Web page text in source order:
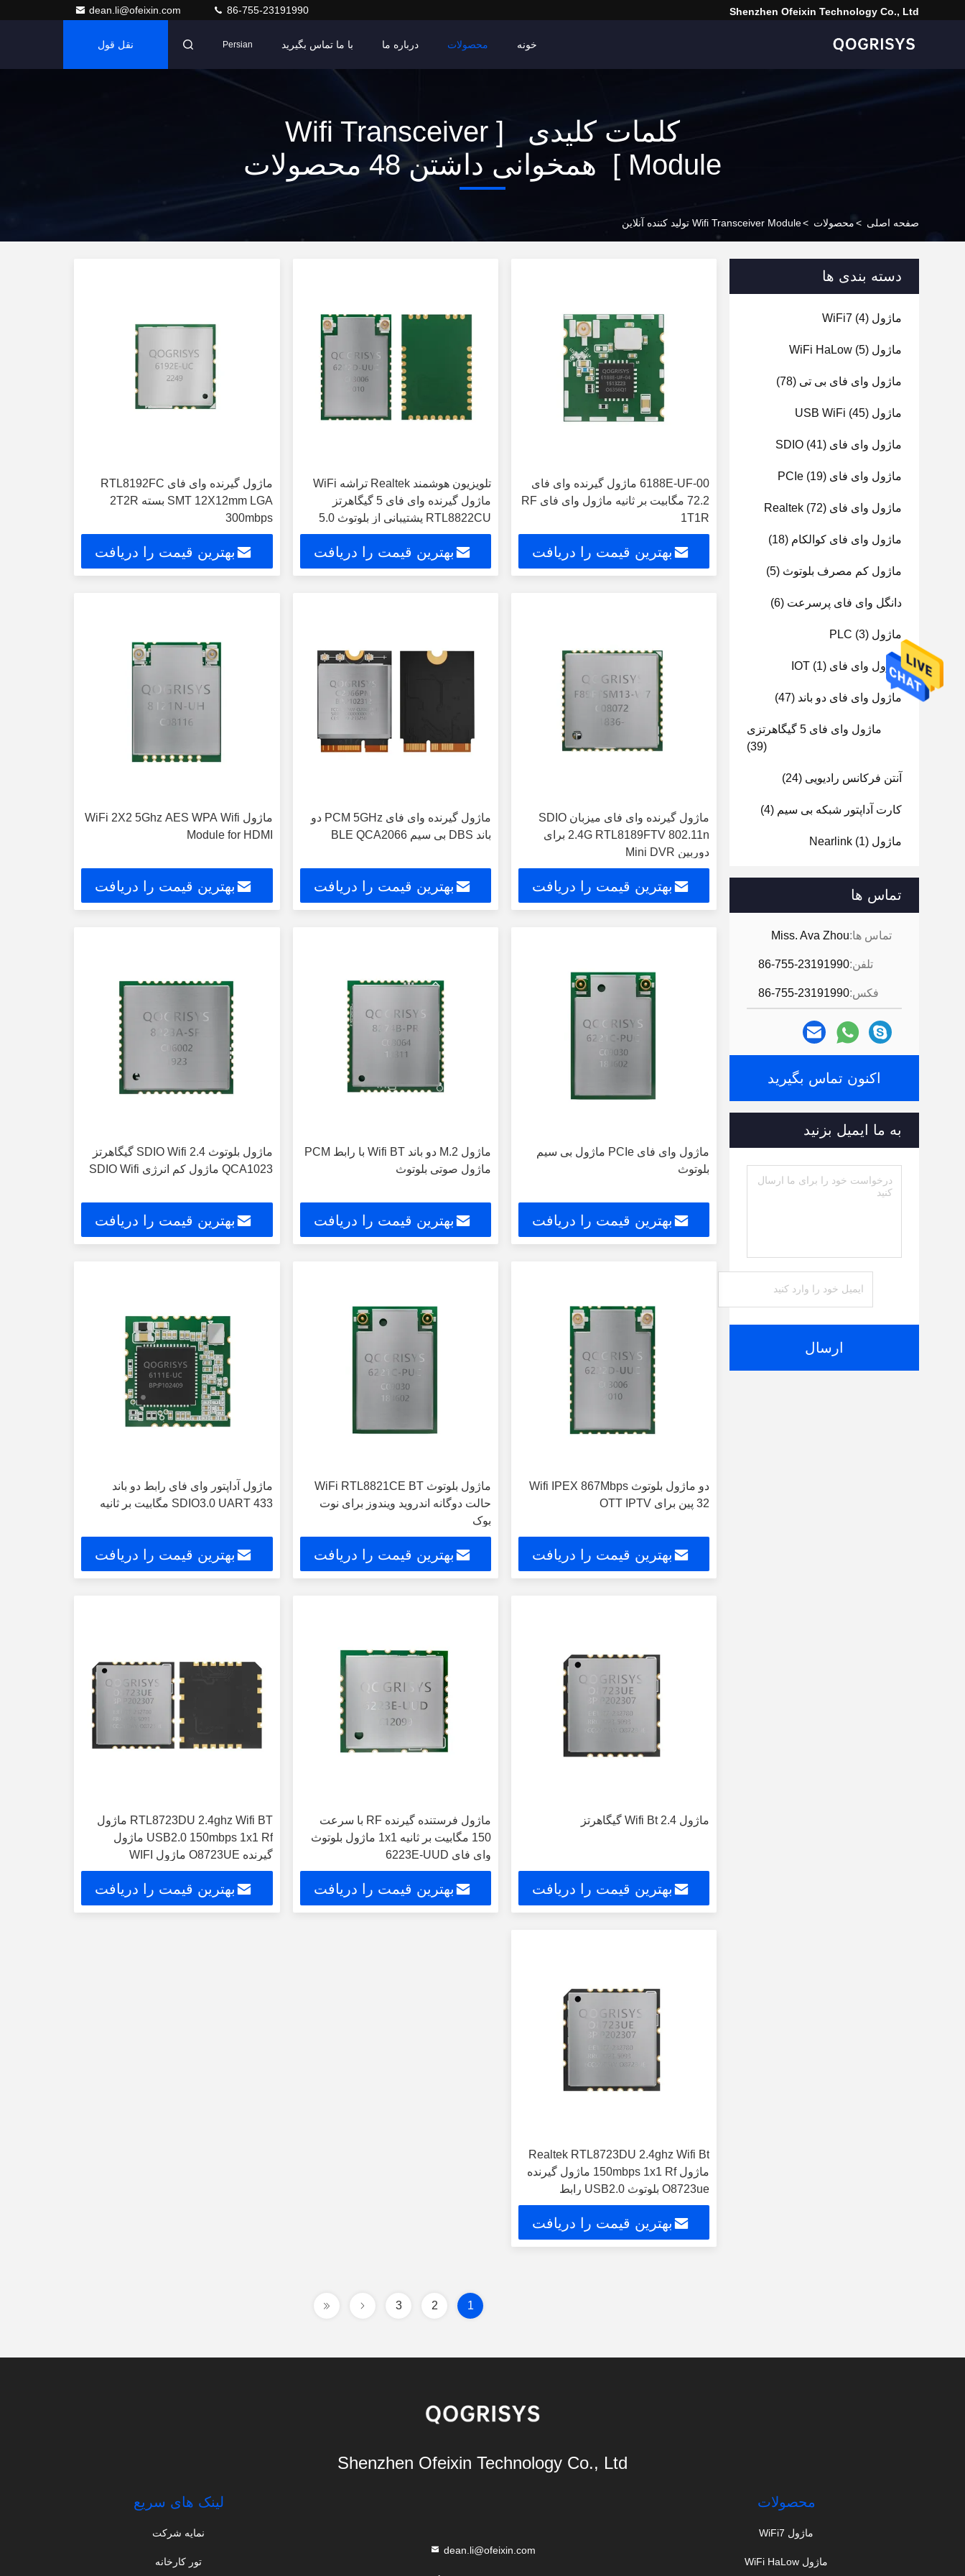
Shenzhen Ofeixin Technology Co., Ltd
dean.li@ofeixin.com 86-755-23191990
خونه محصولات درباره ما با ما تماس بگیرید Persian نقل قول
کلمات کلیدی [ Wifi Transceiver
Module ] همخوانی داشتن 48 محصولات
صفحه اصلی >محصولات >Wifi Transceiver Module تولید کننده آنلاین
دسته بندی ها
ماژول WiFi7 (4)
ماژول WiFi HaLow (5)
ماژول وای فای بی تی (78)
ماژول USB WiFi (45)
ماژول وای فای SDIO (41)
ماژول وای فای PCIe (19)
ماژول وای فای Realtek (72)
ماژول وای فای کوالکام (18)
ماژول کم مصرف بلوتوث (5)
دانگل وای فای پرسرعت (6)
ماژول PLC (3)
ماژول وای فای IOT (1)
ماژول وای فای دو باند (47)
ماژول وای فای 5 گیگاهرتزی
(39)
آنتن فرکانس رادیویی (24)
کارت آداپتور شبکه بی سیم (4)
ماژول Nearlink (1)
تماس ها
تماس ها:Miss. Ava Zhou
تلفن:86-755-23191990
فکس:86-755-23191990
اکنون تماس بگیرید
به ما ایمیل بزنید
ارسال
6188E-UF-00 ماژول گیرنده وای فای
72.2 مگابیت بر ثانیه ماژول وای فای RF
1T1R
بهترین قیمت را دریافت
تلویزیون هوشمند Realtek تراشه WiFi
ماژول گیرنده وای فای 5 گیگاهرتز
RTL8822CU پشتیبانی از بلوتوث 5.0
بهترین قیمت را دریافت
ماژول گیرنده وای فای RTL8192FC
SMT 12X12mm LGA بسته 2T2R
300mbps
بهترین قیمت را دریافت
ماژول گیرنده وای فای میزبان SDIO
2.4G RTL8189FTV 802.11n برای
دوربین Mini DVR
بهترین قیمت را دریافت
ماژول گیرنده وای فای PCM 5GHz دو
باند DBS بی سیم BLE QCA2066
بهترین قیمت را دریافت
ماژول WiFi 2X2 5Ghz AES WPA Wifi
Module for HDMI
بهترین قیمت را دریافت
ماژول وای فای PCIe ماژول بی سیم
بلوتوث
بهترین قیمت را دریافت
ماژول M.2 دو باند Wifi BT با رابط PCM
ماژول صوتی بلوتوث
بهترین قیمت را دریافت
ماژول بلوتوث SDIO Wifi 2.4 گیگاهرتز
QCA1023 ماژول کم انرژی SDIO Wifi
بهترین قیمت را دریافت
دو ماژول بلوتوث Wifi IPEX 867Mbps
32 پین برای OTT IPTV
بهترین قیمت را دریافت
ماژول بلوتوث WiFi RTL8821CE BT
حالت دوگانه اندروید ویندوز برای نوت
بوک
بهترین قیمت را دریافت
ماژول آداپتور وای فای رابط دو باند
SDIO3.0 UART 433 مگابیت بر ثانیه
بهترین قیمت را دریافت
ماژول Wifi Bt 2.4 گیگاهرتز
بهترین قیمت را دریافت
ماژول فرستنده گیرنده RF با سرعت
150 مگابیت بر ثانیه 1x1 ماژول بلوتوث
وای فای 6223E-UUD
بهترین قیمت را دریافت
RTL8723DU 2.4ghz Wifi BT ماژول
USB2.0 150mbps 1x1 Rf ماژول
گیرنده O8723UE ماژول WIFI
بهترین قیمت را دریافت
Realtek RTL8723DU 2.4ghz Wifi Bt
ماژول 150mbps 1x1 Rf ماژول گیرنده
O8723ue بلوتوث USB2.0 رابط
بهترین قیمت را دریافت
1
2
3
Shenzhen Ofeixin Technology Co., Ltd
محصولات
ماژول WiFi7
ماژول WiFi HaLow
dean.li@ofeixin.com
لینک های سریع
نمایه شرکت
تور کارخانه